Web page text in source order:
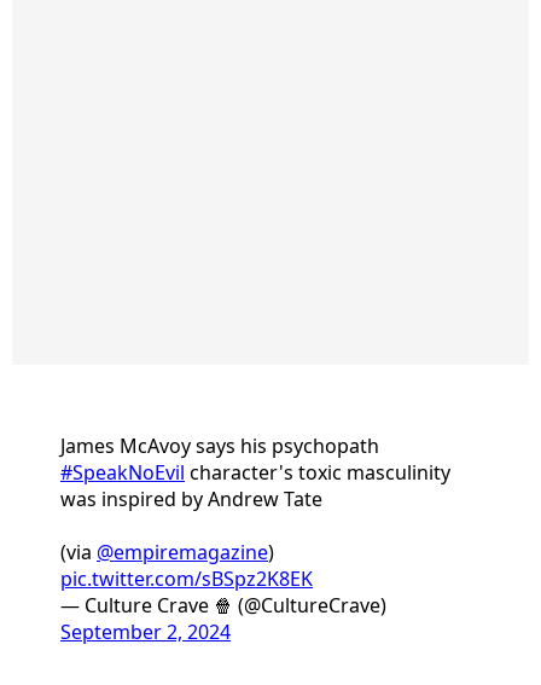
James McAvoy says his psychopath
#SpeakNoEvil character's toxic masculinity
was inspired by Andrew Tate
(via @empiremagazine)
pic.twitter.com/sBSpz2K8EK
— Culture Crave 🍿 (@CultureCrave)
September 2, 2024